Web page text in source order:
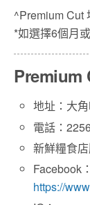
^Premium Cut
*如選擇6個月
Premium
地址：大
電話：
新鮮糧食
Facebook：
https://